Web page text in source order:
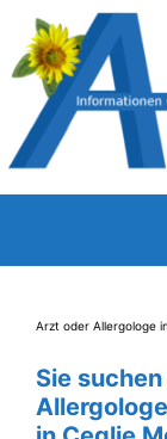
Zum
Inhalt
springen
Arzt oder Allergologe
Sie